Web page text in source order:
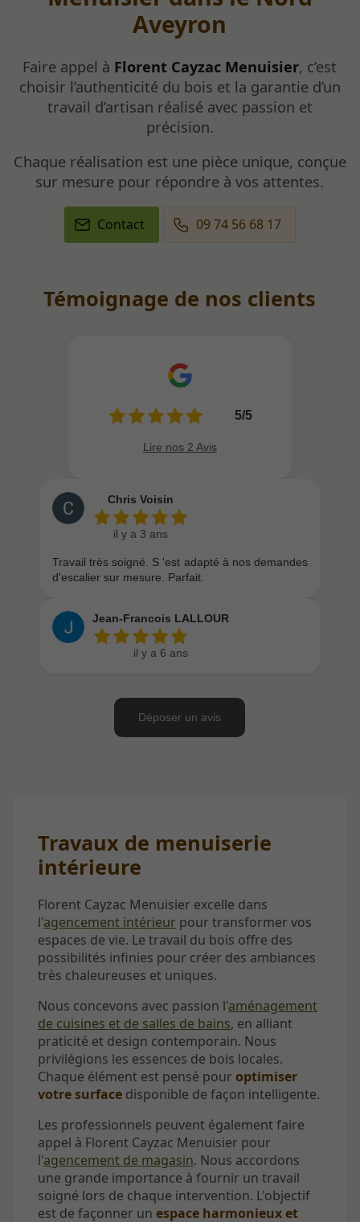
Aveyron
Faire appel à Florent Cayzac Menuisier, c’est
choisir l’authenticité du bois et la garantie d’un
travail d’artisan réalisé avec passion et
précision.
Chaque réalisation est une pièce unique, conçue
sur mesure pour répondre à vos attentes.
Contact 09 74 56 68 17
Témoignage de nos clients
Travaux de menuiserie
intérieure
Florent Cayzac Menuisier excelle dans
l'agencement intérieur pour transformer vos
espaces de vie. Le travail du bois offre des
possibilités infinies pour créer des ambiances
très chaleureuses et uniques.
Nous concevons avec passion l'aménagement
de cuisines et de salles de bains, en alliant
praticité et design contemporain. Nous
privilégions les essences de bois locales.
Chaque élément est pensé pour optimiser
votre surface disponible de façon intelligente.
Les professionnels peuvent également faire
appel à Florent Cayzac Menuisier pour
l'agencement de magasin. Nous accordons
une grande importance à fournir un travail
soigné lors de chaque intervention. L'objectif
est de façonner un espace harmonieux et